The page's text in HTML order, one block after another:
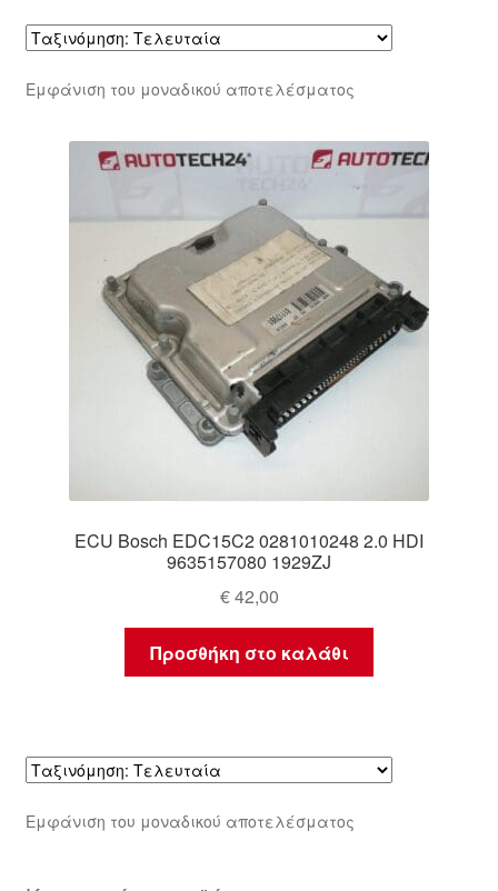
Εμφάνιση του μοναδικού αποτελέσματος
ECU Bosch EDC15C2 0281010248 2.0 HDI
9635157080 1929ZJ
€42,00
Προσθήκη στο καλάθι
Εμφάνιση του μοναδικού αποτελέσματος